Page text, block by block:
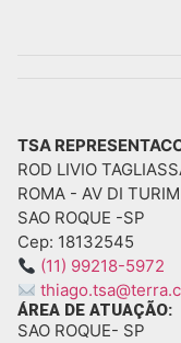
TSA
ROD LIVIO
ROMA - AV DI
SAO ROQUE -SP
Cep: 18132545
(11) 99218-5972
ÁREA DE ATUAÇÃO:
SAO ROQUE- SP